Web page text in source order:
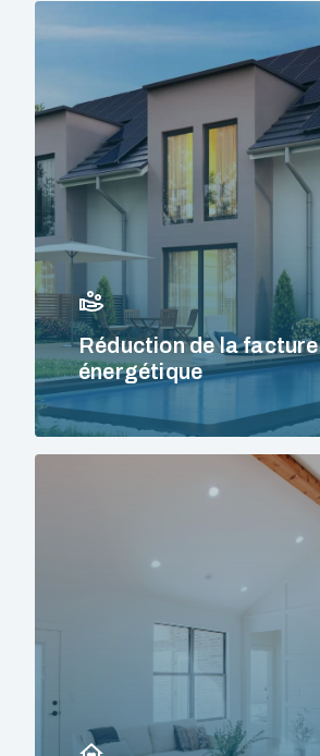
Réduction de la facture
énergétique